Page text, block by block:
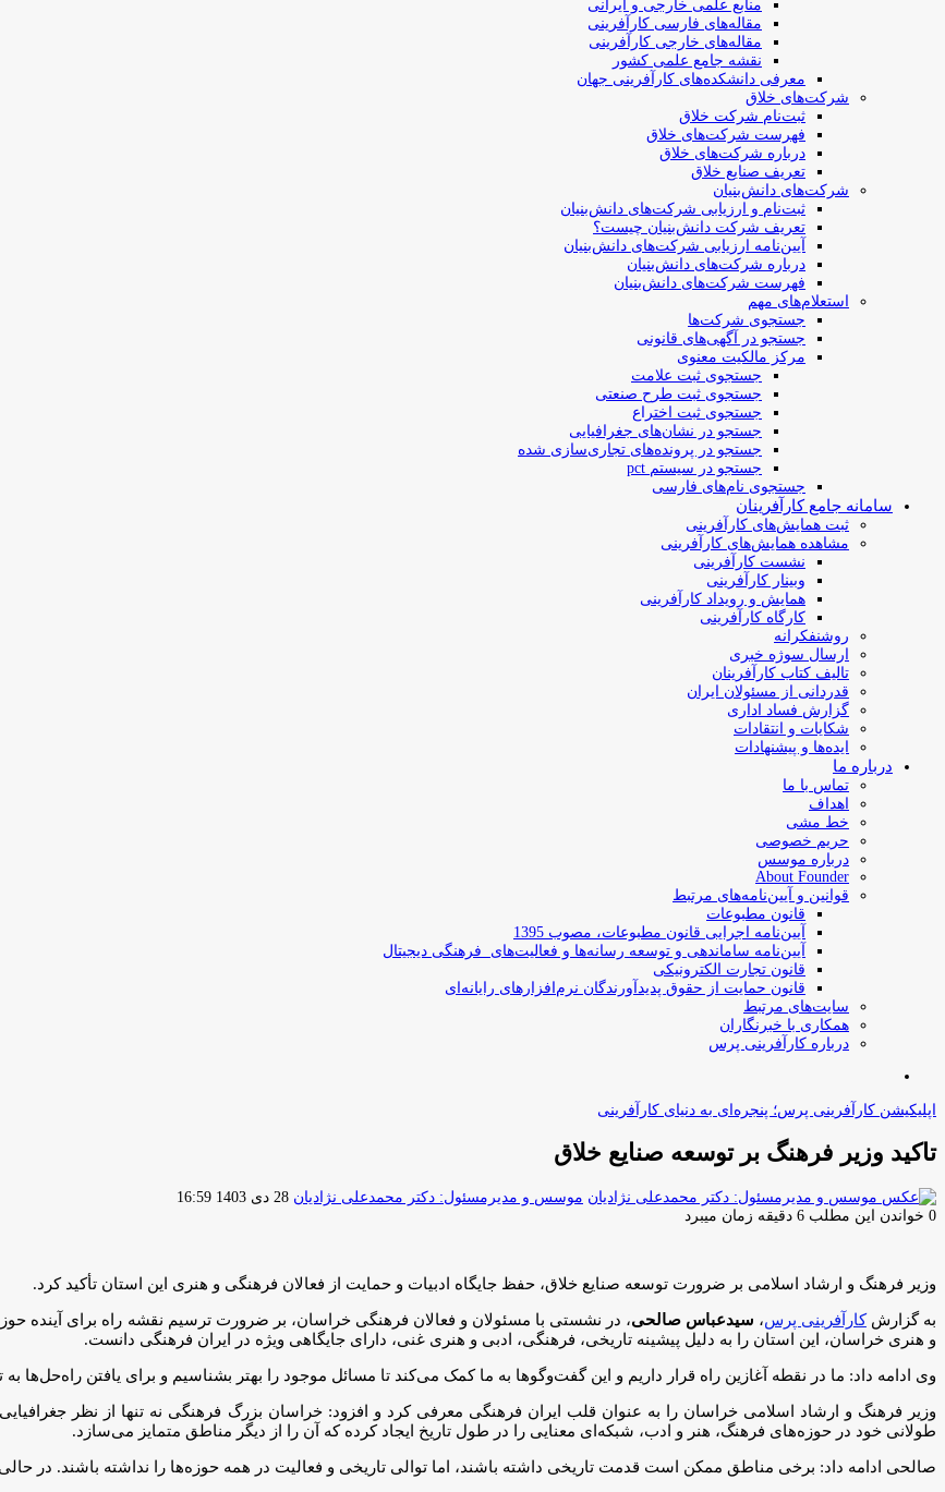
منابع علمی خارجی و ایرانی
مقاله‌های فارسی کارآفرینی
مقاله‌های خارجی کارآفرینی
نقشه جامع علمی کشور
معرفی دانشکده‌های کارآفرینی جهان
شرکت‌های خلاق
ثبت‌نام شرکت خلاق
فهرست شرکت‌های خلاق
درباره شرکت‌های خلاق
تعریف صنایع خلاق
شرکت‌های دانش‌بنیان
ثبت‌نام و ارزیابی شرکت‌های دانش‌بنیان
تعریف شرکت دانش‌بنیان چیست؟
آیین‌نامه ارزیابی شرکت‌های دانش‌بنیان
درباره شرکت‌های دانش‌بنیان
فهرست شرکت‌های دانش‌بنیان
استعلام‌های مهم
جستجوی شرکت‌ها
جستجو در آگهی‌های قانونی
مرکز مالکیت معنوی
جستجوی ثبت علامت
جستجوی ثبت طرح صنعتی
جستجوی ثبت اختراع
جستجو در نشان‌های جغرافیایی
جستجو در پرونده‌های تجاری‌سازی شده
جستجو در سیستم pct
جستجوی نام‌های فارسی
سامانه جامع کارآفرینان
ثبت همایش‌های کارآفرینی
مشاهده همایش‌های کارآفرینی
نشست کارآفرینی
وبینار کارآفرینی
همایش و رویداد کارآفرینی
کارگاه کارآفرینی
روشنفکرانه
ارسال سوژه‌ خبری
تالیف کتاب کارآفرینان
قدردانی از مسئولان ایران
گزارش فساد اداری
شکایات و انتقادات
ایده‌ها و پیشنهادات
درباره ما
تماس با ما
اهداف
خط مشی
حریم خصوصی
درباره موسس
About Founder
قوانین و آیین‌نامه‌های مرتبط
‌قانون مطبوعات
آیین‌نامه اجرایی قانون مطبوعات، مصوب 1395
آیین‌نامه سامان­دهی و توسعه رسانه­‌ها و فعالیت‌­های فرهنگی دیجیتال
قانون تجارت الکترونیکی
قانون حمایت از حقوق پدیدآورندگان نرم‌افزارهای رایانه‌ای
سایت‌های مرتبط
همکاری با خبرنگاران
درباره کارآفرینی پرس
اپلیکیشن کارآفرینی پرس؛ پنجره‌ای به دنیای کارآفرینی
تاکید وزیر فرهنگ بر توسعه صنایع خلاق ‌
موسس و مدیرمسئول: دکتر محمدعلی نژادیان ارسال
28 دی 1403 16:59
0 خواندن این مطلب 6 دقیقه زمان میبرد
وزیر فرهنگ و ارشاد اسلامی بر ضرورت توسعه صنایع خلاق، حفظ جایگاه ادبیات و حمایت از فعالان فرهنگی و هنری این استان تأکید کرد.
به گزارشکارآفرینی پرس، سیدعباس صالحی، در نشستی با مسئولان و فعالان فرهنگی خراسان، بر ضرورت ترسیم نقشه راه برای آینده
و هنری خراسان، این استان را به دلیل پیشینه تاریخی، فرهنگی، ادبی و هنری غنی، دارای جایگاهی ویژه در ایران فرهنگی دانست.
وی ادامه داد: ما در نقطه آغازین راه قرار داریم و این گفت‌وگوها به ما کمک می‌کند تا مسائل موجود را بهتر بشناسیم و برای یافتن راه‌حل‌ها
وزیر فرهنگ و ارشاد اسلامی خراسان را به عنوان قلب ایران فرهنگی معرفی کرد و افزود: خراسان بزرگ فرهنگی نه تنها از نظر
طولانی خود در حوزه‌های فرهنگ، هنر و ادب، شبکه‌ای معنایی را در طول تاریخ ایجاد کرده که آن را از دیگر مناطق متمایز می‌سازد.
صالحی ادامه داد: برخی مناطق ممکن است قدمت تاریخی داشته باشند، اما توالی تاریخی و فعالیت در همه حوزه‌ها را نداشته باشند. در